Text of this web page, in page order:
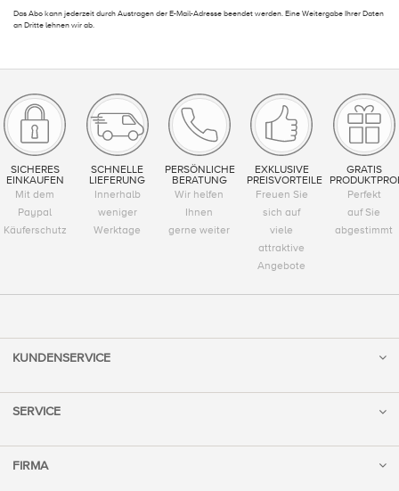
Das Abo kann jederzeit durch Austragen der E-Mail-Adresse beendet werden. Eine Weitergabe Ihrer Daten
an Dritte lehnen wir ab.
SICHERES
EINKAUFEN
Mit dem
Paypal
Käuferschutz
SCHNELLE
LIEFERUNG
Innerhalb
weniger
Werktage
PERSÖNLICHE
BERATUNG
Wir helfen
Ihnen
gerne weiter
EXKLUSIVE
PREISVORTEILE
Freuen Sie
sich auf
viele
attraktive
Angebote
GRATIS
Perfekt
auf Sie
abgestimmt
KUNDENSERVICE
SERVICE
FIRMA